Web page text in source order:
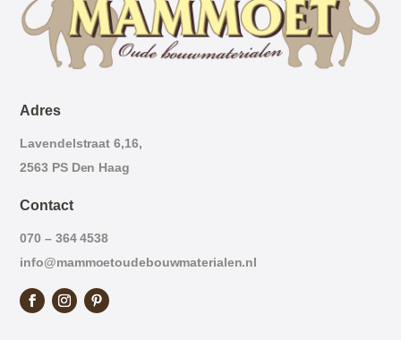
Adres
Lavendelstraat 6,16,
2563 PS Den Haag
Contact
070 – 364 4538
info@mammoetoudebouwmaterialen.nl